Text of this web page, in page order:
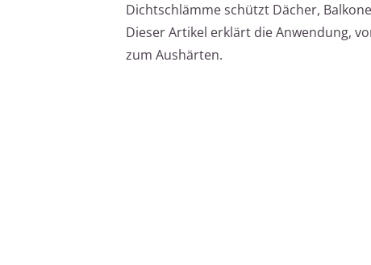
Dichtschlämme schützt Dächer,
Dieser Artikel erklärt die Anwendung,
zum Aushärten.